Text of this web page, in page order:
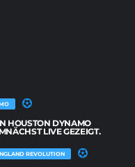
HOUSTON DYNAMO
LIVE GEZEIGT.
REVOLUTION